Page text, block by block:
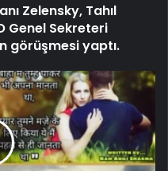
Zelensky, Tahıl
Genel Sekreteri
görüşmesi yaptı.